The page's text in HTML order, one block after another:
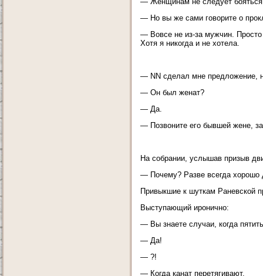
— Но вы же сами говорите о
— Вовсе не из-за мужчин. Просто
Хотя я никогда и не хотела.
— NN сделал мне предложение,
— Он был женат?
— Да.
— Позвоните его бывшей жене,
На собрании, услышав призыв
— Почему? Разве всегда хорошо
Привыкшие к шуткам Раневской
Выступающий иронично:
— Вы знаете случаи, когда
— Да!
— ?!
— Когда канат перетягивают.